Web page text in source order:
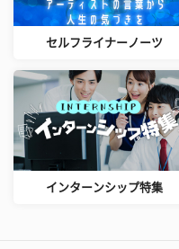
セルフライナーノーツ
インターンシップ特集